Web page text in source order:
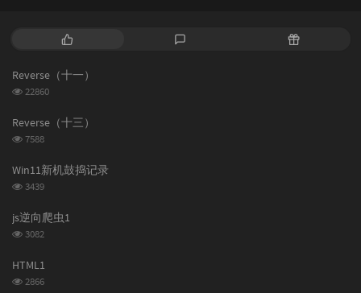
热
随
Reverse（十一）
浏
次
22860
Reverse（十三）
浏
次
7588
Win11新机鼓捣记录
浏
次
数:
3439
js逆向爬虫1
浏
次
3082
HTML1
浏
2866